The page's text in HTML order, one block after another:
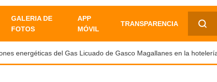
GALERIA DE
FOTOS
APP
MÓVIL
TRANSPARENCIA
✕
del Gas Licuado de Gasco Magallanes en la hotelería